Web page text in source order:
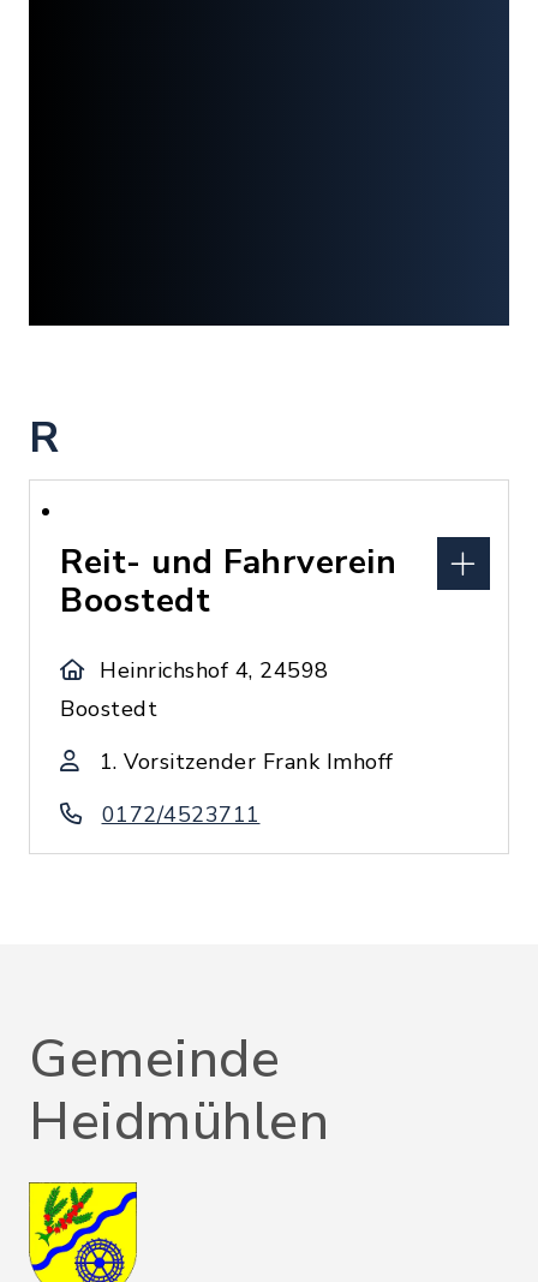
R
Reit- und Fahrverein
Boostedt
Heinrichshof 4, 24598
Boostedt
1. Vorsitzender Frank Imhoff
0172/4523711
Gemeinde
Heidmühlen